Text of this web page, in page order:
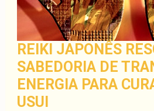
REIKI JAPONÊS
SABEDORIA DE
ENERGIA PARA
USUI